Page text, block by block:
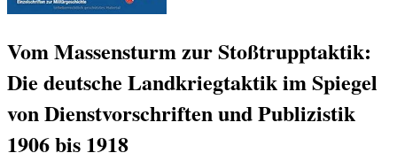
Vom Massensturm zur Stoßtrupptaktik:
Die deutsche Landkriegtaktik im Spiegel
von Dienstvorschriften und Publizistik
1906 bis 1918